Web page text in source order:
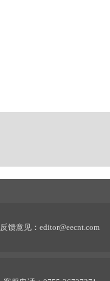
反馈意见： editor@eecnt.com